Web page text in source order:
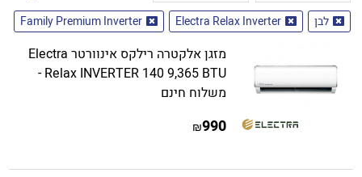
לבן
Electra Relax Inverter
Family Premium Inverter
מזגן אלקטרה רילקס אינוורטר Electra
Relax INVERTER 140 9,365 BTU -
משלוח חינם
990
₪